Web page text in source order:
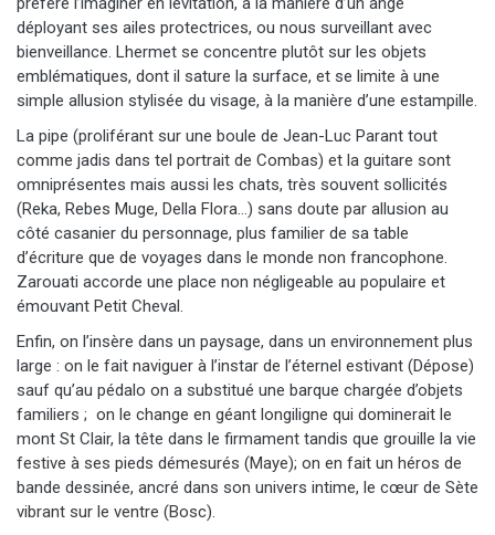
déployant ses ailes protectrices, ou nous surveillant avec
bienveillance. Lhermet se concentre plutôt sur les objets
emblématiques, dont il sature la surface, et se limite à une
simple allusion stylisée du visage, à la manière d’une estampille.
La pipe (proliférant sur une boule de Jean-Luc Parant tout
comme jadis dans tel portrait de Combas) et la guitare sont
omniprésentes mais aussi les chats, très souvent sollicités
(Reka, Rebes Muge, Della Flora…) sans doute par allusion au
côté casanier du personnage, plus familier de sa table
d’écriture que de voyages dans le monde non francophone.
Zarouati accorde une place non négligeable au populaire et
émouvant Petit Cheval.
Enfin, on l’insère dans un paysage, dans un environnement plus
large : on le fait naviguer à l’instar de l’éternel estivant (Dépose)
sauf qu’au pédalo on a substitué une barque chargée d’objets
familiers ; on le change en géant longiligne qui dominerait le
mont St Clair, la tête dans le firmament tandis que grouille la vie
festive à ses pieds démesurés (Maye); on en fait un héros de
bande dessinée, ancré dans son univers intime, le cœur de Sète
vibrant sur le ventre (Bosc).